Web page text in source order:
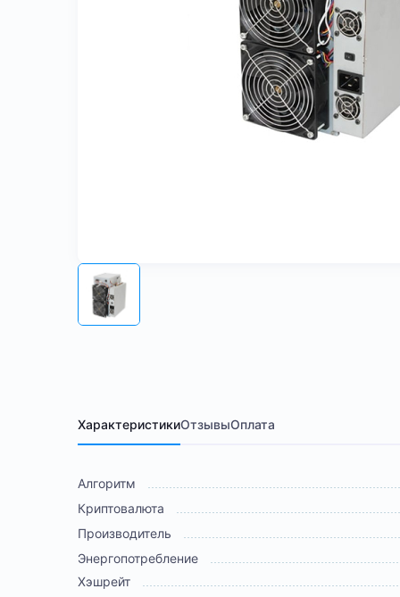
ХарактеристикиОтзывыОплата
Алгоритм
Криптовалюта
Производитель
Энергопотребление
Хэшрейт